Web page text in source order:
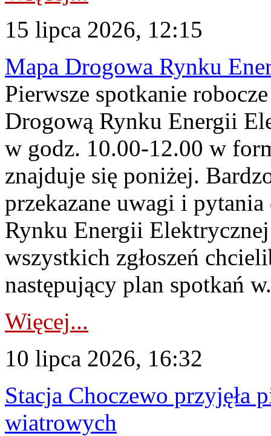
15 lipca 2026, 12:15
Mapa Drogowa Rynku
Pierwsze spotkanie
Drogową Rynku Energii
w godz. 10.00-12.00 w
znajduje się poniżej.
przekazane uwagi i
Rynku Energii
wszystkich zgłoszeń
następujący plan spotkań
Więcej...
10 lipca 2026, 16:32
Stacja Choczewo przyjęła
wiatrowych